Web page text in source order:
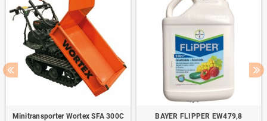
Minitransporter Wortex SFA 300C
BAYER FLIPPER EW479,8